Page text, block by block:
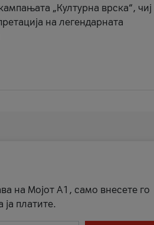
„Културна врска“, чиј
на легендарната
на Мојот А1, само внесете го
ја платите.